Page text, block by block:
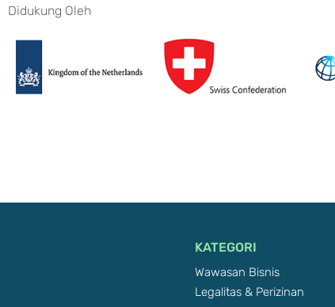
Didukung Oleh
KATEGORI
Wawasan Bisnis
Legalitas & Perizinan